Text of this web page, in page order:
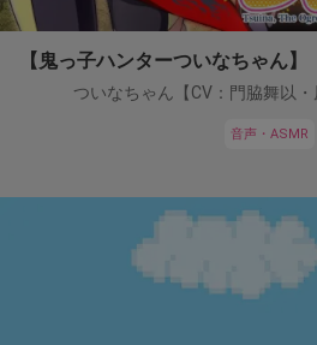
ついなちゃん【CV：門脇舞以・
音声・ASMR